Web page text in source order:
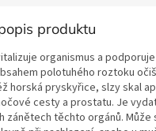
produktu
organismus a
polotuhého roztoku
horská pryskyřice, slzy skal
cesty a prostatu. Je
zánětech těchto orgánů. Může